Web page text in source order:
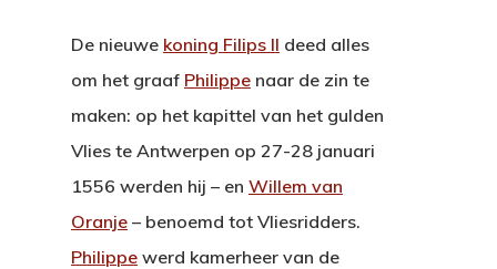
De nieuwe koning Filips II deed alles
om het graaf Philippe naar de zin te
maken: op het kapittel van het gulden
Vlies te Antwerpen op 27-28 januari
1556 werden hij – en Willem van
Oranje – benoemd tot Vliesridders.
Philippe werd kamerheer van de